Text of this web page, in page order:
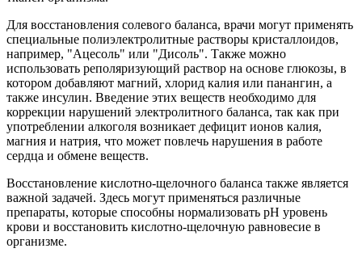
Для восстановления солевого баланса, врачи могут применять
специальные полиэлектролитные растворы кристаллоидов,
например, "Ацесоль" или "Дисоль". Также можно
использовать реполяризующий раствор на основе глюкозы, в
котором добавляют магний, хлорид калия или панангин, а
также инсулин. Введение этих веществ необходимо для
коррекции нарушений электролитного баланса, так как при
употреблении алкоголя возникает дефицит ионов калия,
магния и натрия, что может повлечь нарушения в работе
сердца и обмене веществ.
Восстановление кислотно-щелочного баланса также является
важной задачей. Здесь могут применяться различные
препараты, которые способны нормализовать pH уровень
крови и восстановить кислотно-щелочную равновесие в
организме.